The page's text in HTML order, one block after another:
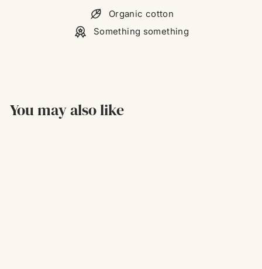
Organic cotton
Something something
You may also like